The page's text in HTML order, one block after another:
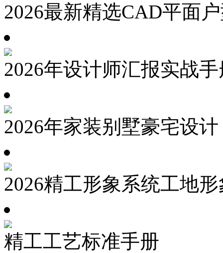
2026最新精选CAD平面
2026年设计师汇报实战
2026年家装别墅豪宅设计
2026精工形象系统工地
精工工艺标准手册